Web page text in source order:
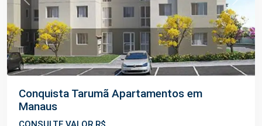
Previous
Conquista Tarumã Apartamentos em
Manaus